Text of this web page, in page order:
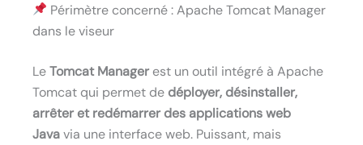
Périmètre concerné : Apache Tomcat Manager
dans le viseur
LeTomcat Manager est un outil intégré à Apache
Tomcat qui permet dedéployer, désinstaller,
arrêter et redémarrer des applications web
Javavia une interface web. Puissant, mais